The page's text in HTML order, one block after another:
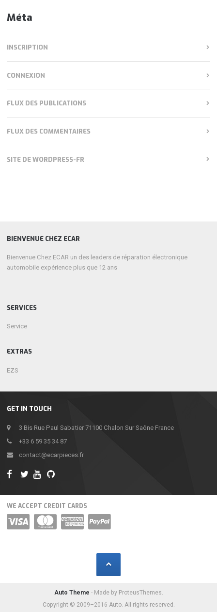
Méta
INSCRIPTION
CONNEXION
FLUX DES PUBLICATIONS
FLUX DES COMMENTAIRES
SITE DE WORDPRESS-FR
GET IN TOUCH
3 Bis Rue Paul Sabatier 71100 Chalon Sur Saône France
+33 6 59 35 34 87
contact@ecarpieces.fr
BIENVENUE CHEZ ECAR
Bienvenue Chez ECAR un des leaders de réparation électronique
automobile expérience plus que 12 ans
SERVICES
Service
EXTRAS
EZS
WE ACCEPT CREDIT CARDS
Auto Theme - Made by ProteusThemes.
Copyright © 2009–2016 Auto. All rights reserved.